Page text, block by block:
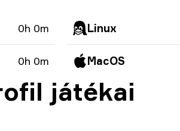
0h 0m Linux
0h 0m MacOS
játékai